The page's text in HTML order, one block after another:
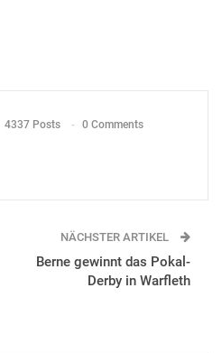
4337 Posts 0 Comments
NÄCHSTER ARTIKEL
Berne gewinnt das Pokal-
Derby in Warfleth